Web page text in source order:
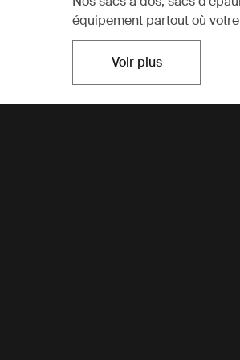
équipement partout où
Voir plusOuvre dans un